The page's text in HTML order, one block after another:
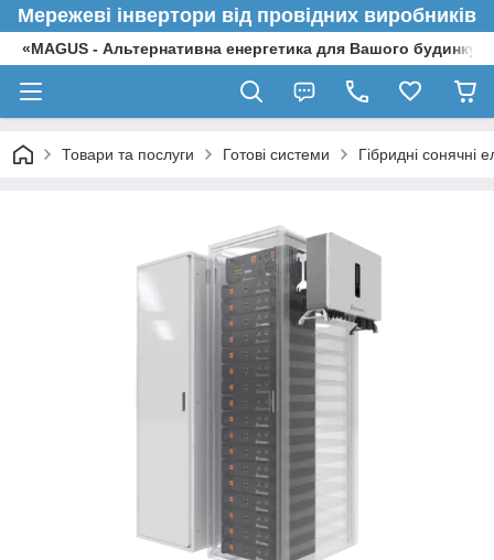
Мережеві інвертори від провідних виробників
«MAGUS - Альтернативна енергетика для Вашого будинку»
Товари та послуги Готові системи Гібридні сонячні